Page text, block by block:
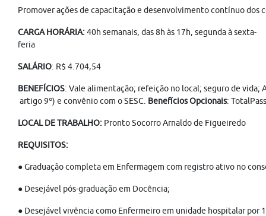
Promover ações de capacitação e desenvolvimento contínuo
CARGA HORÁRIA:40h semanais, das 8h às 17h, segunda à sexta-
feria
SALÁRIO: R$ 4.704,54
BENEFÍCIOS: Vale alimentação; refeição no local; seguro de
artigo 9º) e convênio com o SESC. Benefícios Opcionais:
LOCAL DE TRABALHO: Pronto Socorro Arnaldo de Figueiredo
REQUISITOS:
● Graduação completa em Enfermagem com registro ativo no
● Desejável pós-graduação em Docência;
● Desejável vivência como Enfermeiro em unidade hospitalar por